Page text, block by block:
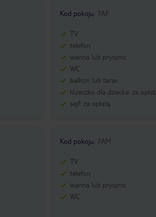
Kod pokoju: 7AF
TV
telefon
wanna lub prysznic
WC
balkon lub taras
łóżeczko dla dziecka: za
sejf: za opłatą
Kod pokoju: 7AM
TV
telefon
wanna lub prysznic
WC